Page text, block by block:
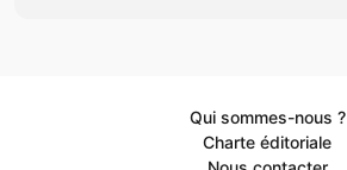
Qui sommes-nous ?
Charte éditoriale